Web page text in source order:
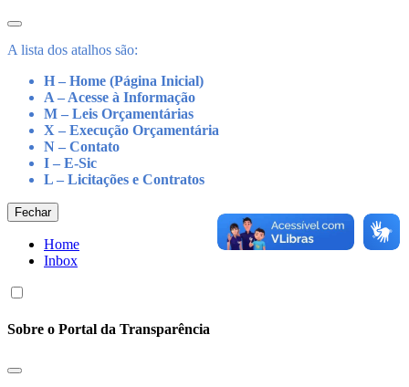
A lista dos atalhos são:
H – Home (Página Inicial)
A – Acesse à Informação
M – Leis Orçamentárias
X – Execução Orçamentária
N – Contato
I – E-Sic
L – Licitações e Contratos
Fechar
Home
Inbox
Sobre o Portal da Transparência